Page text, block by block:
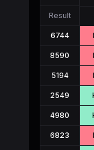
Result
6744
8590
5194
2549
4980
6823